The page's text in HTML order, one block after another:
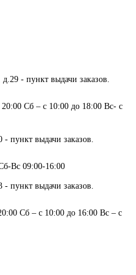
- пункт выдачи заказов.
Сб – с 10:00 до 18:00 Вс- с
- пункт выдачи заказов.
Вс 09:00-16:00
- пункт выдачи заказов.
Сб – с 10:00 до 16:00 Вс – с